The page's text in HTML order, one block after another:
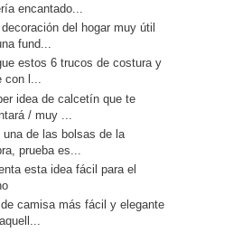
encantado...
decoración del hogar muy útil
fund...
estos 6 trucos de costura y
con l...
idea de calcetín que te
/ muy ...
una de las bolsas de la
prueba es...
esta idea fácil para el
de camisa más fácil y elegante